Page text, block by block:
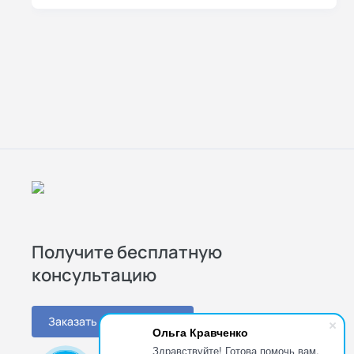
Ольга Кравченко
Здравствуйте! Готова помочь вам.
Получите бесплатную
консультацию
Заказать консультацию